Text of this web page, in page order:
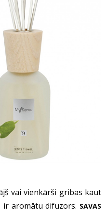
vai vienkārši gribas kaut
ir aromātu difuzors. SAVAS